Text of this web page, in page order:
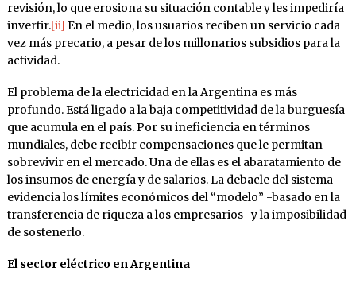
revisión, lo que erosiona su situación contable y les impediría
invertir.[ii] En el medio, los usuarios reciben un servicio cada
vez más precario, a pesar de los millonarios subsidios para la
actividad.
El problema de la electricidad en la Argentina es más
profundo. Está ligado a la baja competitividad de la burguesía
que acumula en el país. Por su ineficiencia en términos
mundiales, debe recibir compensaciones que le permitan
sobrevivir en el mercado. Una de ellas es el abaratamiento de
los insumos de energía y de salarios. La debacle del sistema
evidencia los límites económicos del “modelo” -basado en la
transferencia de riqueza a los empresarios- y la imposibilidad
de sostenerlo.
El sector eléctrico en Argentina